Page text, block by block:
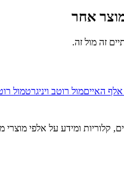
אחר
זה מול זה.
האייםמול רוטב ויניגרטמול
קלוריות ומידע על אלפי מוצרי